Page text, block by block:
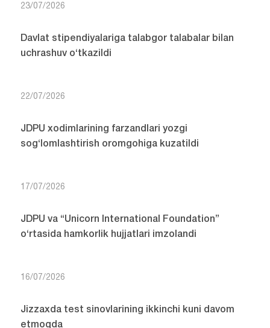
23/07/2026
Davlat stipendiyalariga talabgor talabalar bilan
uchrashuv o‘tkazildi
22/07/2026
JDPU xodimlarining farzandlari yozgi
sog‘lomlashtirish oromgohiga kuzatildi
17/07/2026
JDPU va “Unicorn International Foundation”
o‘rtasida hamkorlik hujjatlari imzolandi
16/07/2026
Jizzaxda test sinovlarining ikkinchi kuni davom
etmoqda